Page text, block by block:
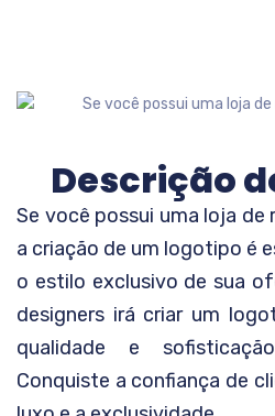
Descrição
Se você possui uma loja
a criação de um logotipo é
o estilo exclusivo de sua
designers irá criar um
qualidade e
Conquiste a confiança de